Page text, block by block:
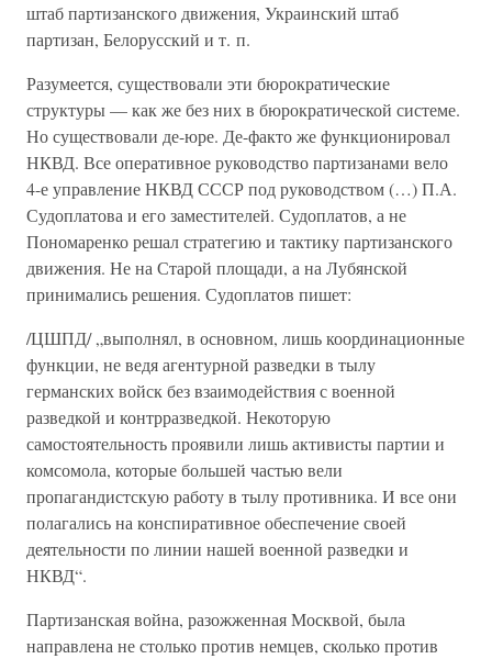
штаб партизанского движения, Украинский штаб
партизан, Белорусский и т. п.
Разумеется, существовали эти бюрократические
структуры — как же без них в бюрократической системе.
Но существовали де-юре. Де-факто же функционировал
НКВД. Все оперативное руководство партизанами вело
4-е управление НКВД СССР под руководством (…) П.А.
Судоплатова и его заместителей. Судоплатов, а не
Пономаренко решал стратегию и тактику партизанского
движения. Не на Старой площади, а на Лубянской
принимались решения. Судоплатов пишет:
/ЦШПД/ „выполнял, в основном, лишь координационные
функции, не ведя агентурной разведки в тылу
германских войск без взаимодействия с военной
разведкой и контрразведкой. Некоторую
самостоятельность проявили лишь активисты партии и
комсомола, которые большей частью вели
пропагандистскую работу в тылу противника. И все они
полагались на конспиративное обеспечение своей
деятельности по линии нашей военной разведки и
НКВД“.
Партизанская война, разожженная Москвой, была
направлена не столько против немцев, сколько против